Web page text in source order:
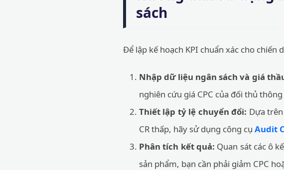
sách
Để lập kế hoạch KPI chuẩn xác cho
Nhập dữ liệu ngân sách và giá
nghiên cứu giá CPC của đối thủ
Thiết lập tỷ lệ chuyển đổi: Dựa
CR thấp, hãy sử dụng công cụ Audit
Phân tích kết quả: Quan sát các ô
sản phẩm, bạn cần phải giảm CPC